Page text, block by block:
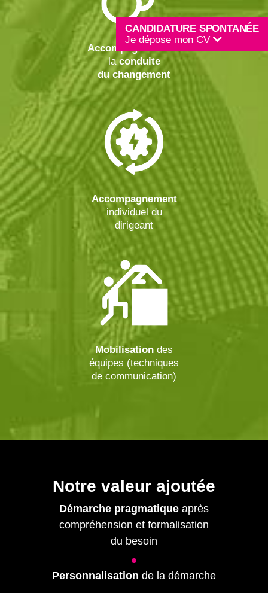
CANDIDATURE SPONTANÉE
Je dépose mon CV
Accompagnement
laconduite
du changement
Accompagnement
individuel du
dirigeant
Mobilisation des
équipes (techniques
de communication)
Notre valeur ajoutée
Démarche pragmatique après
compréhension et formalisation
du besoin
Personnalisation de la démarche